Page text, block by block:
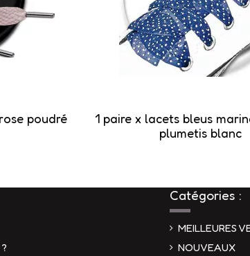
poudré
1 paire x lacets bleus
plumetis blanc
Catégories :
MEILLEURES
NOUVEAUX